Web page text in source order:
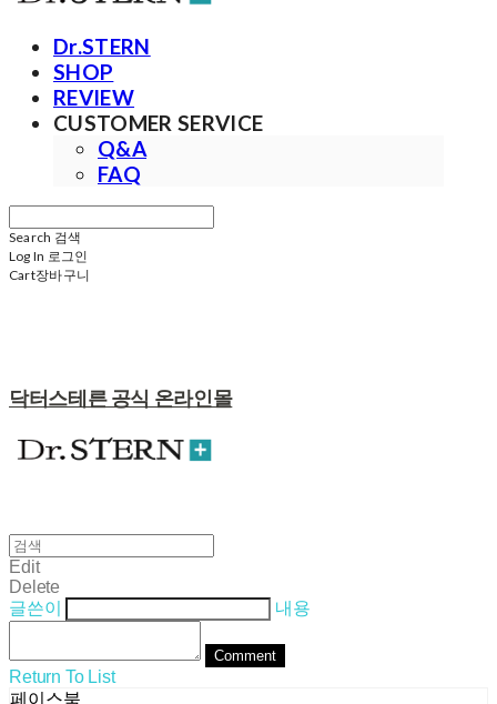
Dr.STERN
SHOP
REVIEW
CUSTOMER SERVICE
Q&A
FAQ
Search 검색
Log In 로그인
Cart장바구니
닥터스테른 공식 온라인몰
Edit
Delete
글쓴이
내용
Comment
Return To List
페이스북